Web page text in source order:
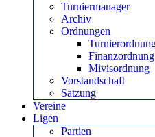
Mitteilungen
Turniermanager
Archiv
Ordnungen
Turnierordnung
Finanzordnung
Mivisordnung
Vorstandschaft
Satzung
Vereine
Ligen